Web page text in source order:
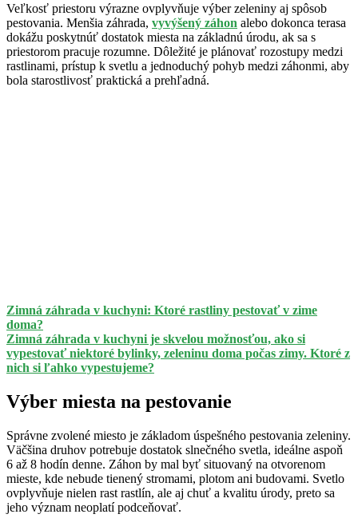
Veľkosť priestoru výrazne ovplyvňuje výber zeleniny aj spôsob
pestovania. Menšia záhrada, vyvýšený záhon alebo dokonca terasa
dokážu poskytnúť dostatok miesta na základnú úrodu, ak sa s
priestorom pracuje rozumne. Dôležité je plánovať rozostupy medzi
rastlinami, prístup k svetlu a jednoduchý pohyb medzi záhonmi, aby
bola starostlivosť praktická a prehľadná.
Zimná záhrada v kuchyni: Ktoré rastliny pestovať v zime
doma?
Zimná záhrada v kuchyni je skvelou možnosťou, ako si
vypestovať niektoré bylinky, zeleninu doma počas zimy. Ktoré z
nich si ľahko vypestujeme?
Výber miesta na pestovanie
Správne zvolené miesto je základom úspešného pestovania zeleniny.
Väčšina druhov potrebuje dostatok slnečného svetla, ideálne aspoň
6 až 8 hodín denne. Záhon by mal byť situovaný na otvorenom
mieste, kde nebude tienený stromami, plotom ani budovami. Svetlo
ovplyvňuje nielen rast rastlín, ale aj chuť a kvalitu úrody, preto sa
jeho význam neoplatí podceňovať.